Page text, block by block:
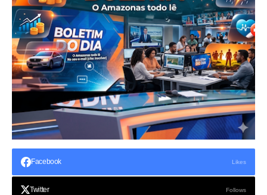
Facebook Likes
Twitter Follows